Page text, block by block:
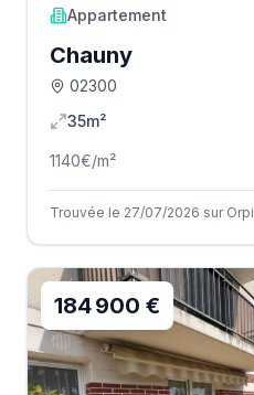
Appartement
Chauny
02300
35m²
1140€/m²
Trouvée le 27/07/2026 sur Orpi
184 900 €